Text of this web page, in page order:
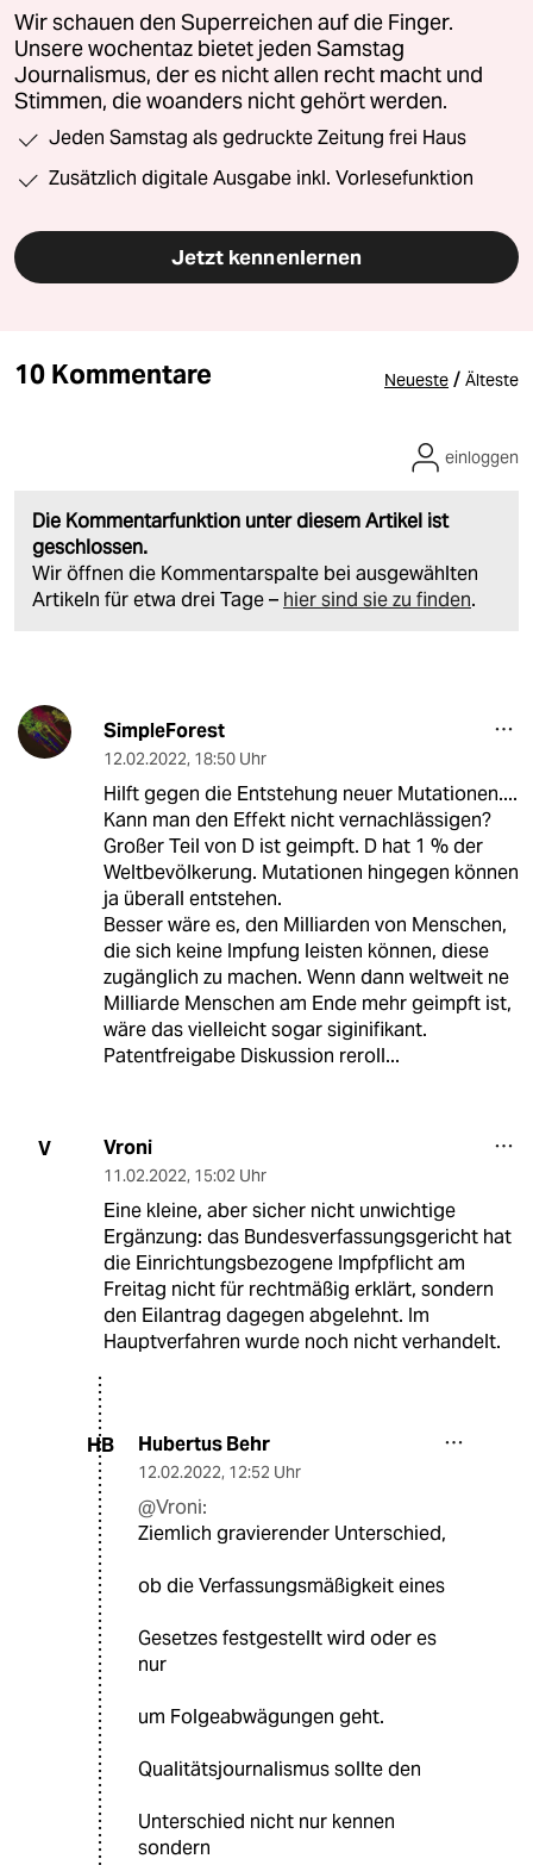
Wir schauen den Superreichen auf die Finger.
Unsere wochentaz bietet jeden Samstag
Journalismus, der es nicht allen recht macht und
Stimmen, die woanders nicht gehört werden.
Jeden Samstag als gedruckte Zeitung frei Haus
Zusätzlich digitale Ausgabe inkl. Vorlesefunktion
Jetzt kennenlernen
10 Kommentare Neueste / Älteste
Die Kommentarfunktion unter diesem Artikel ist
geschlossen.
Wir öffnen die Kommentarspalte bei ausgewählten
Artikeln für etwa drei Tage – hier sind sie zu finden.
einloggen
SimpleForest
12.02.2022, 18:50 Uhr
Hilft gegen die Entstehung neuer Mutationen....
Kann man den Effekt nicht vernachlässigen?
Großer Teil von D ist geimpft. D hat 1 % der
Weltbevölkerung. Mutationen hingegen können
ja überall entstehen.
Besser wäre es, den Milliarden von Menschen,
die sich keine Impfung leisten können, diese
zugänglich zu machen. Wenn dann weltweit ne
Milliarde Menschen am Ende mehr geimpft ist,
wäre das vielleicht sogar siginifikant.
Patentfreigabe Diskussion reroll...
V Vroni
11.02.2022, 15:02 Uhr
Eine kleine, aber sicher nicht unwichtige
Ergänzung: das Bundesverfassungsgericht hat
die Einrichtungsbezogene Impfpflicht am
Freitag nicht für rechtmäßig erklärt, sondern
den Eilantrag dagegen abgelehnt. Im
Hauptverfahren wurde noch nicht verhandelt.
HB Hubertus Behr
12.02.2022, 12:52 Uhr
@Vroni:
Ziemlich gravierender Unterschied,
ob die Verfassungsmäßigkeit eines
Gesetzes festgestellt wird oder es
nur
um Folgeabwägungen geht.
Qualitätsjournalismus sollte den
Unterschied nicht nur kennen
sondern